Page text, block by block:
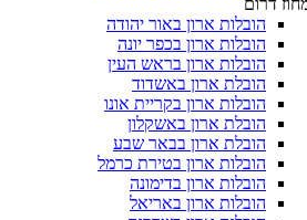
באור יהודה
בכפר יונה
בראש העין
באשדוד
בקריית אונו
באשקלון
בבאר שבע
בטירת כרמל
בדימונה
באריאל